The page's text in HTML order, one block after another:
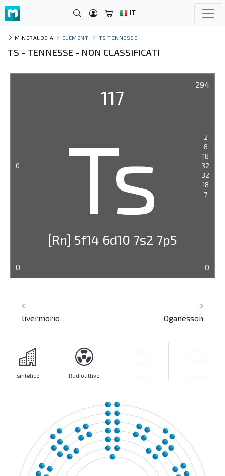
IT
MINERALOGIA ELEMENTI TS TENNESSE
TS - TENNESSE - NON CLASSIFICATI
294
0
117
Ts
[Rn] 5f14 6d10 7s2 7p5
2
8
18
32
32
18
7
0 0
livermorio Oganesson
sintetico Radioattivo